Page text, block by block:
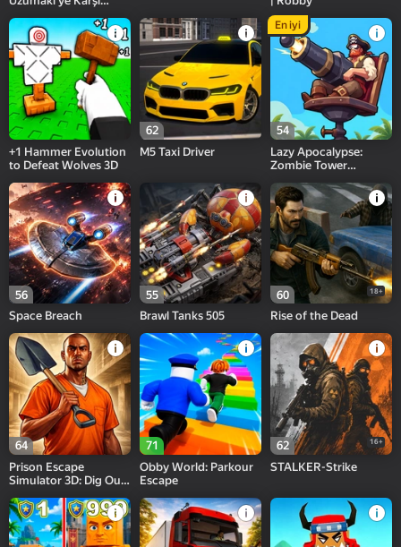
+1 Hammer Evolution
to Defeat Wolves 3D
62
M5 Taxi Driver
54
En iyi
Lazy Apocalypse:
Zombie Tower
56
Space Breach
55
Brawl Tanks 505
60 18+
Rise of the Dead
64
Prison Escape
Simulator 3D: Dig Out
71
Obby World: Parkour
Escape
62 16+
STALKER-Strike